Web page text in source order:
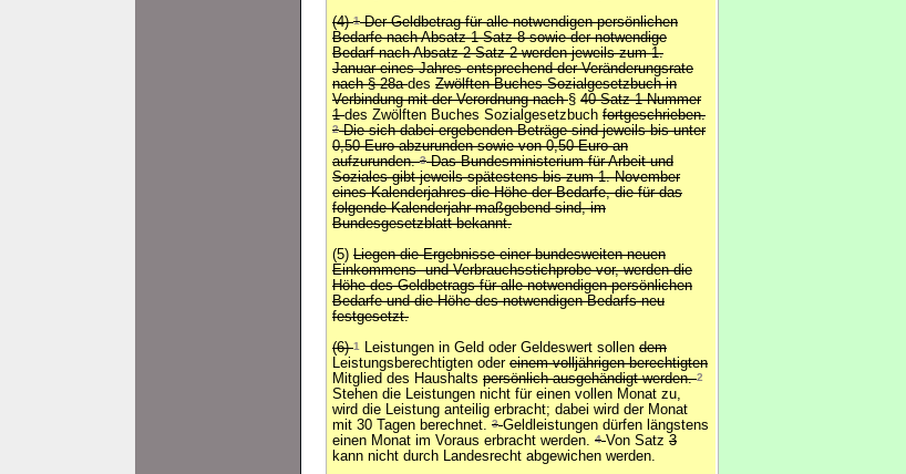
(4)1Der Geldbetrag für alle notwendigen persönlichen
Bedarfe nach Absatz 1 Satz 8 sowie der notwendige
Bedarf nach Absatz 2 Satz 2 werden jeweils zum 1.
Januar eines Jahres entsprechend der Veränderungsrate
nach § 28ades Zwölften Buches Sozialgesetzbuch in
Verbindung mit der Verordnung nach§ 40 Satz 1 Nummer
1des Zwölften Buches Sozialgesetzbuch fortgeschrieben.
2Die sich dabei ergebenden Beträge sind jeweils bis unter
0,50 Euro abzurunden sowie von 0,50 Euro an
aufzurunden.3Das Bundesministerium für Arbeit und
Soziales gibt jeweils spätestens bis zum 1. November
eines Kalenderjahres die Höhe der Bedarfe, die für das
folgende Kalenderjahr maßgebend sind, im
Bundesgesetzblatt bekannt.
(5) Liegen die Ergebnisse einer bundesweiten neuen
Einkommens- und Verbrauchsstichprobe vor, werden die
Höhe des Geldbetrags für alle notwendigen persönlichen
Bedarfe und die Höhe des notwendigen Bedarfs neu
festgesetzt.
(6)1 Leistungen in Geld oder Geldeswert sollen dem
Leistungsberechtigten oder einem volljährigen berechtigten
Mitglied des Haushalts persönlich ausgehändigt werden.2
Stehen die Leistungen nicht für einen vollen Monat zu,
wird die Leistung anteilig erbracht; dabei wird der Monat
mit 30 Tagen berechnet. 3 Geldleistungen dürfen längstens
einen Monat im Voraus erbracht werden. 4 Von Satz 3
kann nicht durch Landesrecht abgewichen werden.